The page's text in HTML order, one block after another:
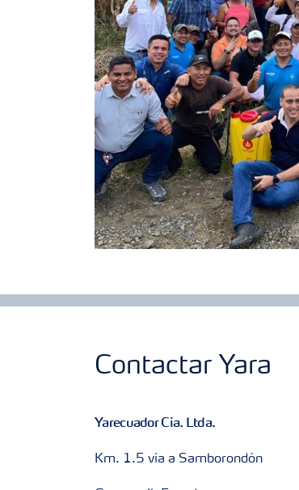
Contactar Yara
Yarecuador Cia. Ltda.
Km. 1.5 vía a Samborondón